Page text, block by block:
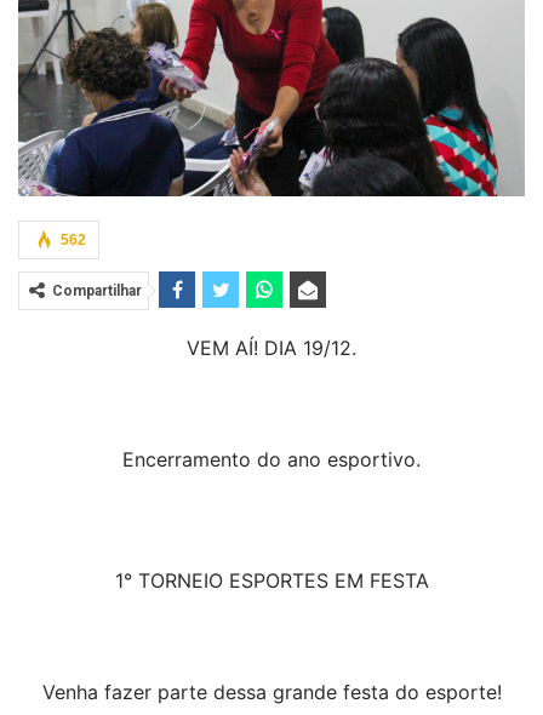
562
Compartilhar
VEM AÍ! DIA 19/12.
Encerramento do ano esportivo.
1° TORNEIO ESPORTES EM FESTA
Venha fazer parte dessa grande festa do esporte!